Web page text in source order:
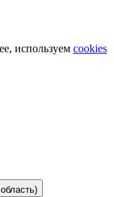
используем cookies